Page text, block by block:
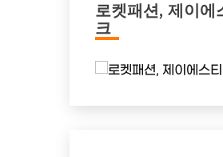
로켓패션, 제이에
크